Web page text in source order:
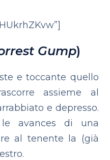
Gump)
e toccante quello
assieme al
e depresso.
avances di una
al tenente la (già